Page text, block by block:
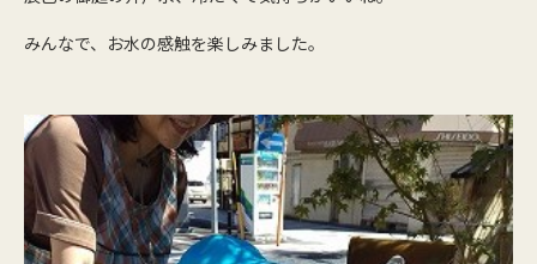
みんなで、お水の感触を楽しみました。